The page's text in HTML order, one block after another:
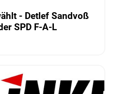
- Detlef Sandvoß
SPD F-A-L